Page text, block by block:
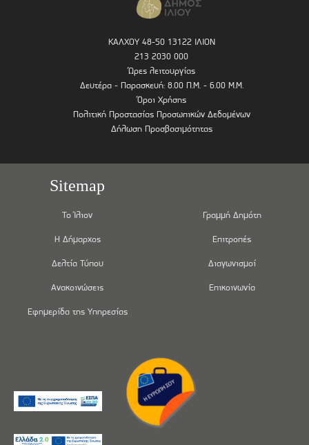
ΚΑΛΧΟΥ 48-50 13122 ΙΛΙΟΝ
213 2030 000
Ώρες λειτουργίας
Δευτέρα - Παρασκευή: 8.00 Π.Μ. - 6.00 Μ.Μ.
Όροι Χρήσης
Πολιτική Προστασίας Προσωπικών Δεδομένων
Δήλωση Προσβασιμότητας
Sitemap
Το Ίλιον
Η Δήμαρχος
Δελτία Τύπου
Ανακοινώσεις
Εφημερίδα της Υπηρεσίας
Γραμμή Δημότη
Επιτροπές
Διαγωνισμοί
Επικοινωνία